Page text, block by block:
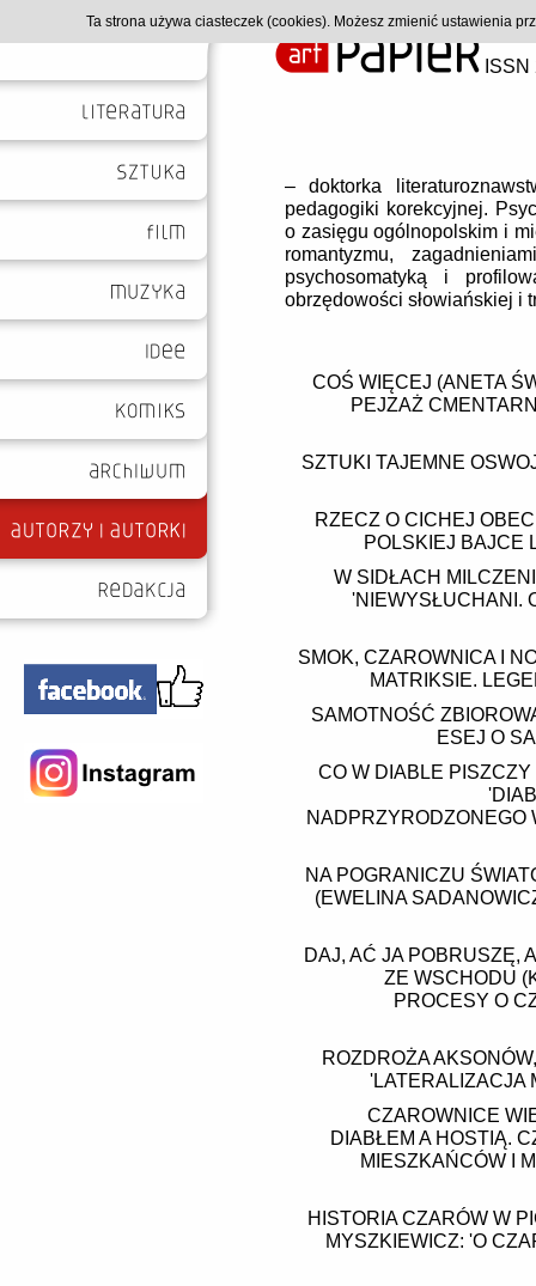
– doktorka
pedagogiki korekcyjnej.
o zasięgu ogólnopolskim i
romantyzmu,
psychosomatyką i
obrzędowości słowiańskiej i
COŚ WIĘCEJ (ANETA
PEJZAŻ
SZTUKI TAJEMNE
RZECZ O CICHEJ
POLSKIEJ BAJCE
W SIDŁACH
'NIEWYSŁUCHANI.
SMOK, CZAROWNICA I
MATRIKSIE.
SAMOTNOŚĆ
ESEJ O
CO W DIABLE
NADPRZYRODZONEGO
NA POGRANICZU
(EWELINA
DAJ, AĆ JA POBRUSZĘ,
ZE WSCHODU
PROCESY O
ROZDROŻA
'LATERALIZACJA
CZAROWNICE
DIABŁEM A HOSTIĄ.
MIESZKAŃCÓW I
HISTORIA CZARÓW W
MYSZKIEWICZ: 'O
Ta strona używa ciasteczek (cookies). Możesz zmienić ustawienia